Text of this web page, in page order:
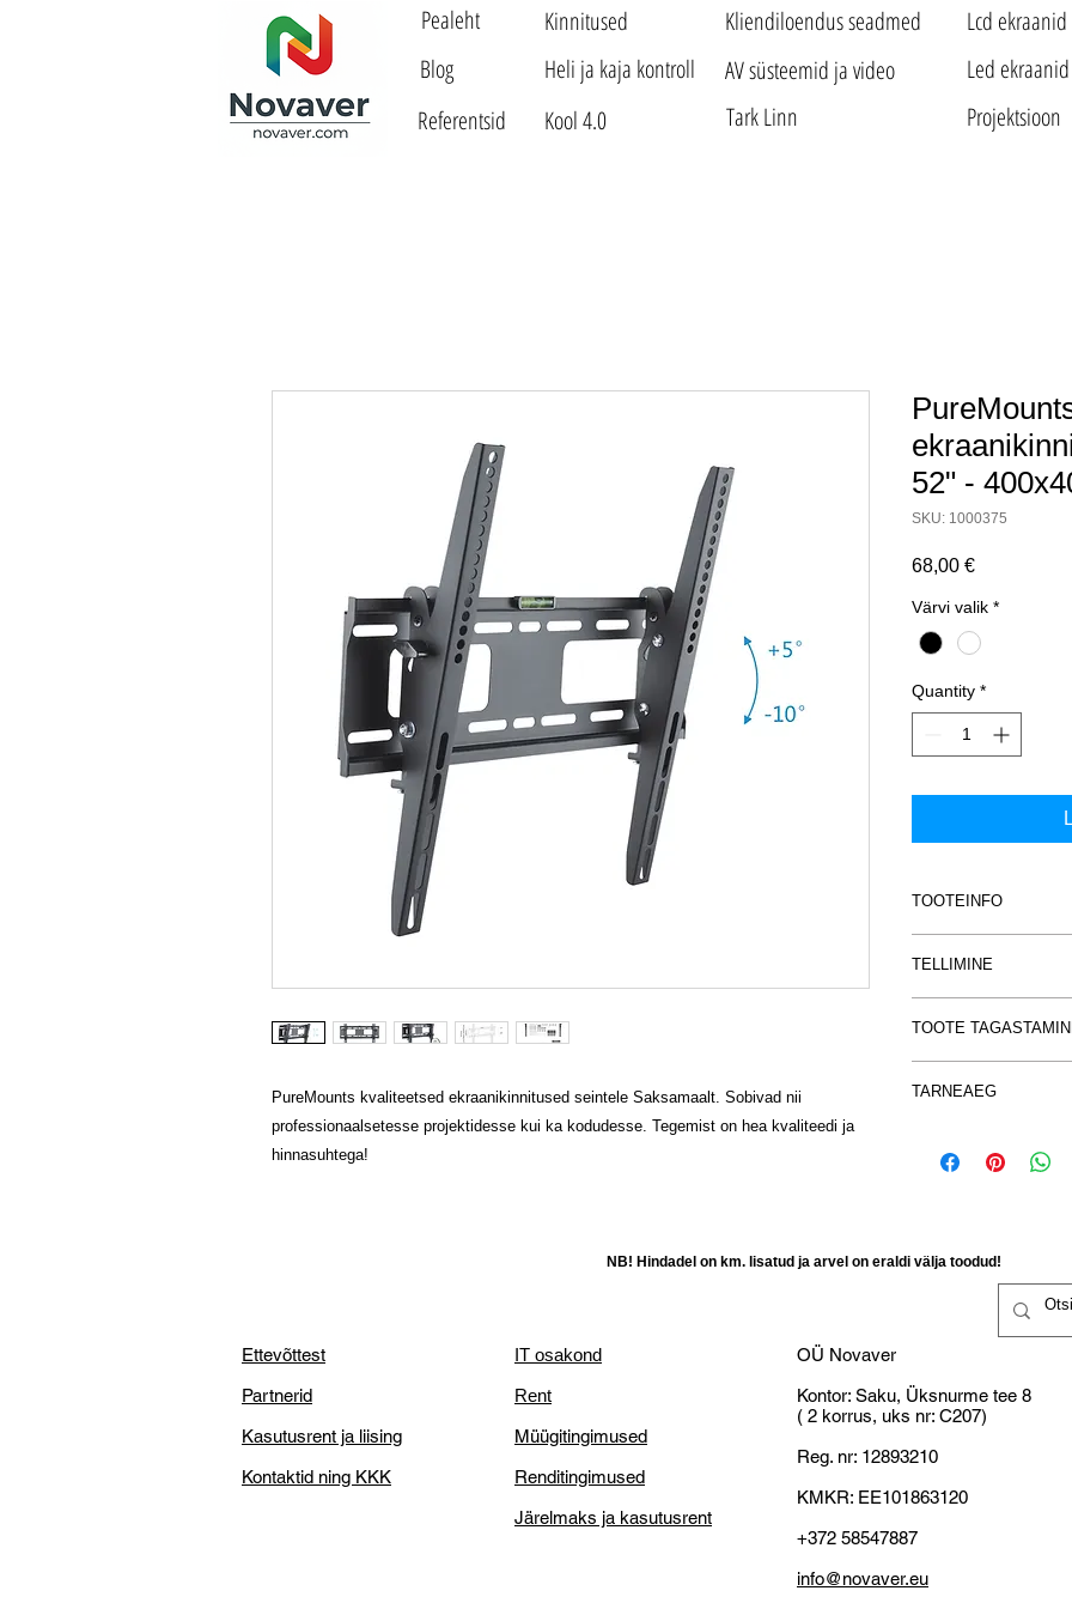
Pealeht
Blog
Referentsid
Heli ja kaja kontroll
Kinnitused
Kool 4.0
Kliendiloendus seadmed
AV süsteemid ja video
Tark Linn
Lcd ekraanid
Led ekraanid
Projektsioon
PureMounts kvaliteetsed ekraanikinnitused seintele Saksamaalt. Sobivad nii
professionaalsetesse projektidesse kui ka kodudesse. Tegemist on hea kvaliteedi ja
hinnasuhtega!
52" -
SKU: 1000375
68,00 €Price
Värvi valik *
Quantity *
TOOTEINFO
Ekraani
Seinast: 56mm
Kandevõime:
Kinnitus: kuni
TELLIMINE
info@novaver.eu või
Vastavalt
NB! Miks OÜ
Väike ettevõtjatena
tasuta transporti!
TOOTE
Kaupa on õigus
Tagastatud kaup
kahjustamatta,
selleks
14-päevane
mis on
Defektne toode:
Kliendl õigus
asendamist;
Kliendil on õigus
võimalik kaupa
parandamine
Kliendil on õigus
TARNEAEG
NB! Hindadel on km. lisatud ja arvel on eraldi välja toodud!
Ettevõttest
Partnerid
Kasutusrent ja liising
Kontaktid ning KKK
IT osakond
Rent
Müügitingimused
Renditingimused
Järelmaks ja kasutusrent
OÜ Novaver
Kontor: Saku, Üksnurme tee 8
( 2 korrus, uks nr: C207)
Reg. nr: 12893210
KMKR: EE101863120
+372 58547887
info@novaver.eu